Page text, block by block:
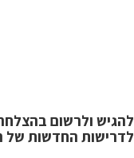
להגיש ולרשום
לדרישות החדשות של